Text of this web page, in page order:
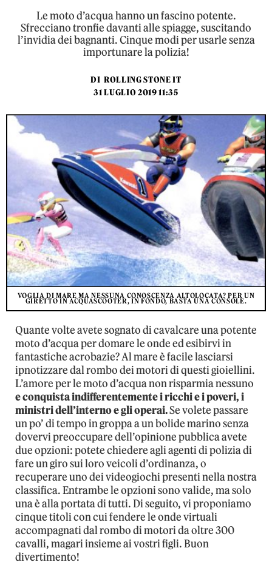
Le moto d’acqua hanno un fascino potente.
Sfrecciano tronfie davanti alle spiagge, suscitando
l’invidia dei bagnanti. Cinque modi per usarle senza
importunare la polizia!
DI ROLLING STONE IT
31 LUGLIO 2019 11:35
VOGLIA DI MARE MA NESSUNA CONOSCENZA ALTOLOCATA? PER UN
GIRETTO IN ACQUASCOOTER, IN FONDO, BASTA UNA CONSOLE.
Quante volte avete sognato di cavalcare una potente
moto d’acqua per domare le onde ed esibirvi in
fantastiche acrobazie? Al mare è facile lasciarsi
ipnotizzare dal rombo dei motori di questi gioiellini.
L’amore per le moto d’acqua non risparmia nessuno
e conquista indifferentemente i ricchi e i poveri, i
ministri dell’interno e gli operai.Se volete passare
un po’ di tempo in groppa a un bolide marino senza
dovervi preoccupare dell’opinione pubblica avete
due opzioni: potete chiedere agli agenti di polizia di
fare un giro sui loro veicoli d’ordinanza, o
recuperare uno dei videogiochi presenti nella nostra
classifica. Entrambe le opzioni sono valide, ma solo
una è alla portata di tutti. Di seguito, vi proponiamo
cinque titoli con cui fendere le onde virtuali
accompagnati dal rombo di motori da oltre 300
cavalli, magari insieme ai vostri figli. Buon
divertimento!